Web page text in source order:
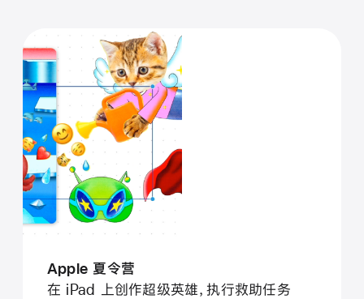
Apple 夏令营
在 iPad 上创作超级英雄，执行救助任务